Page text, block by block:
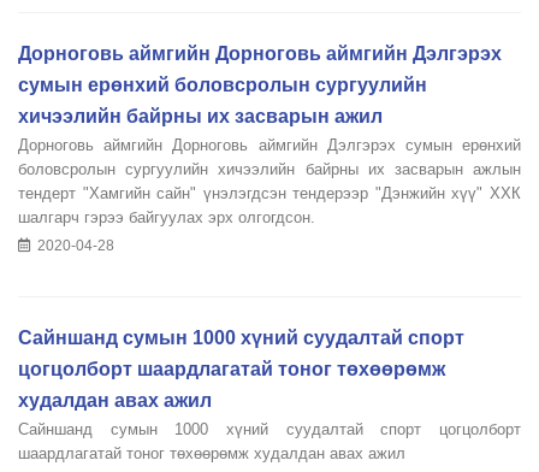
Дорноговь аймгийн Дорноговь аймгийн Дэлгэрэх
сумын ерөнхий боловсролын сургуулийн
хичээлийн байрны их засварын ажил
Дорноговь аймгийн Дорноговь аймгийн Дэлгэрэх сумын ерөнхий
боловсролын сургуулийн хичээлийн байрны их засварын ажлын
тендерт "Хамгийн сайн" үнэлэгдсэн тендерээр "Дэнжийн хүү" ХХК
шалгарч гэрээ байгуулах эрх олгогдсон.
2020-04-28
Сайншанд сумын 1000 хүний суудалтай спорт
цогцолборт шаардлагатай тоног төхөөрөмж
худалдан авах ажил
Сайншанд сумын 1000 хүний суудалтай спорт цогцолборт
шаардлагатай тоног төхөөрөмж худалдан авах ажил